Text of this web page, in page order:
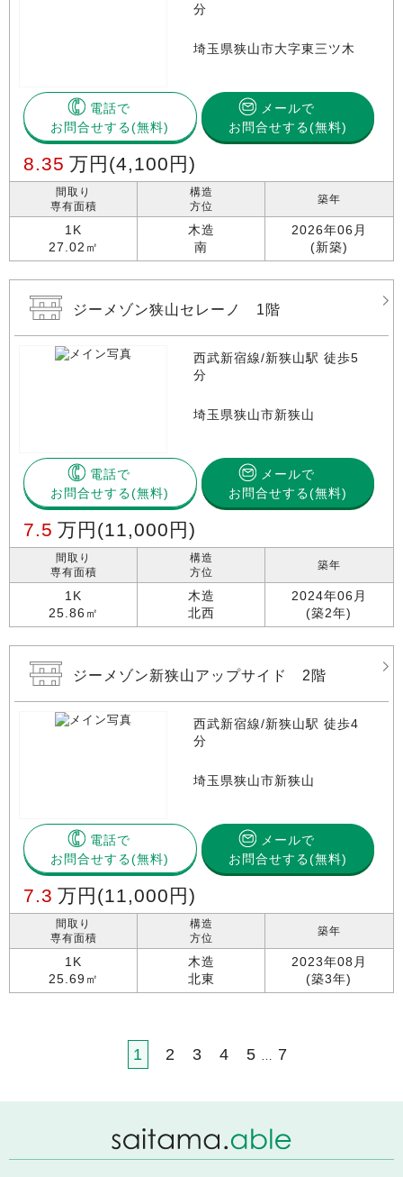
分
埼玉県狭山市大字東三ツ木
電話で
お問合せする
メールで
お問合せする(無料)
8.35 万円 (4,100円)
間取り
専有面積
1K
27.02㎡
構造
方位
木造
南
築年
2026年06月
(新築)
ジーメゾン狭山セレーノ 1階
西武新宿線/新狭山駅 徒歩5
分
埼玉県狭山市新狭山
電話で
お問合せする
メールで
お問合せする(無料)
7.5 万円 (11,000円)
間取り
専有面積
1K
25.86㎡
構造
方位
木造
北西
築年
2024年06月
(築2年)
ジーメゾン新狭山アップサイド 2階
西武新宿線/新狭山駅 徒歩4
分
埼玉県狭山市新狭山
電話で
お問合せする
メールで
お問合せする(無料)
7.3 万円 (11,000円)
間取り
専有面積
1K
25.69㎡
構造
方位
木造
北東
築年
2023年08月
(築3年)
1 2 3 4 5 … 7